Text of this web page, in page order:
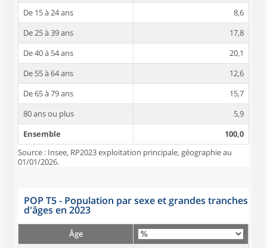
De 15 à 24 ans
8,6
De 25 à 39 ans
17,8
De 40 à 54 ans
20,1
De 55 à 64 ans
12,6
De 65 à 79 ans
15,7
80 ans ou plus
5,9
Ensemble
100,0
Source : Insee, RP2023 exploitation principale, géographie au
01/01/2026.
POP T5 - Population par sexe et grandes tranches
d'âges en 2023
Âge